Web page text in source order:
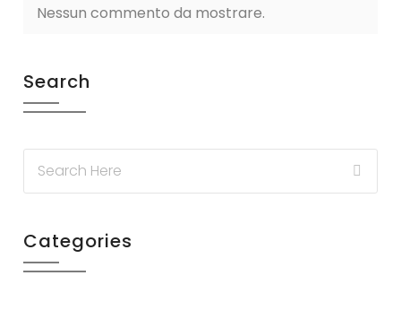
Nessun commento da mostrare.
Search
Categories